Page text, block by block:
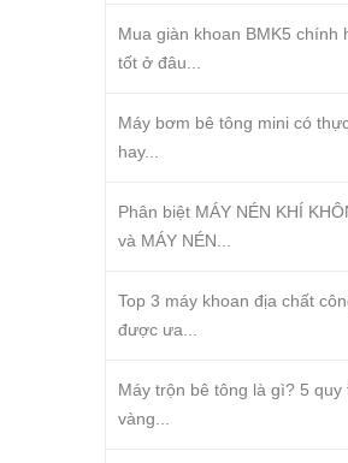
Mua giàn khoan BMK5 chính
tốt ở đâu...
Máy bơm bê tông mini có
hay...
Phân biệt MÁY NÉN KHÍ
và MÁY NÉN...
Top 3 máy khoan địa chất
được ưa...
Máy trộn bê tông là gì? 5 quy
vàng...